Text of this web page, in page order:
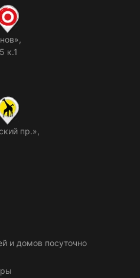
к.1
пр.»,
и домов посуточно